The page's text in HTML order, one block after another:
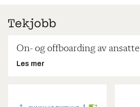
On- og offboarding av ansatte
Les mer